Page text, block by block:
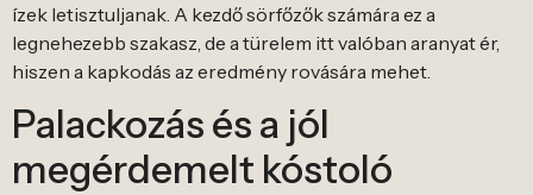
ízek letisztuljanak. A kezdő sörfőzők számára ez a
legnehezebb szakasz, de a türelem itt valóban aranyat ér,
hiszen a kapkodás az eredmény rovására mehet.
Palackozás és a jól
megérdemelt kóstoló